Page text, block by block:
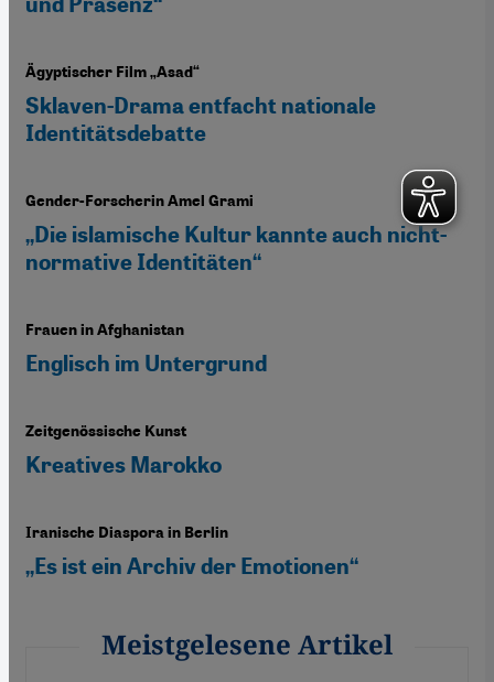
Ägyptischer Film „Asad“
Sklaven-Drama entfacht nationale
Identitätsdebatte
Gender-Forscherin Amel Grami
„Die islamische Kultur kannte auch nicht-
normative Identitäten“
Frauen in Afghanistan
Englisch im Untergrund
Zeitgenössische Kunst
Kreatives Marokko
Iranische Diaspora in Berlin
„Es ist ein Archiv der Emotionen“
Meistgelesene Artikel